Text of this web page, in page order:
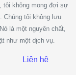
tôi không mong đợi sự
Chúng tôi không lưu
là một nguyên chất,
như một dịch vụ.
Liên hệ